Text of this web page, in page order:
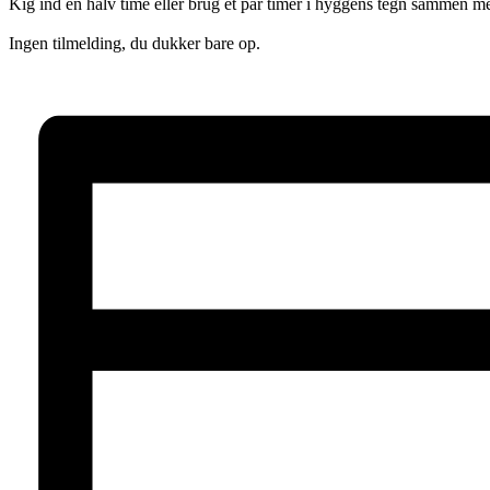
Kig ind en halv time eller brug et par timer i hyggens tegn sammen
Ingen tilmelding, du dukker bare op.